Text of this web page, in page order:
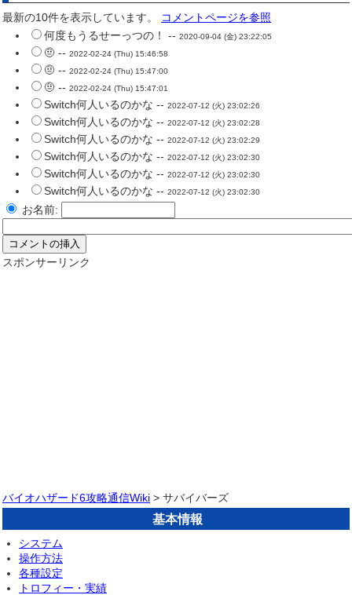
最新の10件を表示しています。
コメントページを参照
何度もうるせーっつの！ -- 2020-09-04 (金) 23:22:05
🤨 -- 2022-02-24 (Thu) 15:46:58
🤨 -- 2022-02-24 (Thu) 15:47:00
🤨 -- 2022-02-24 (Thu) 15:47:01
Switch何人いるのかな -- 2022-07-12 (火) 23:02:26
Switch何人いるのかな -- 2022-07-12 (火) 23:02:28
Switch何人いるのかな -- 2022-07-12 (火) 23:02:29
Switch何人いるのかな -- 2022-07-12 (火) 23:02:30
Switch何人いるのかな -- 2022-07-12 (火) 23:02:30
Switch何人いるのかな -- 2022-07-12 (火) 23:02:30
お名前:
スポンサーリンク
バイオハザード6攻略通信Wiki > サバイバーズ
基本情報
システム
操作方法
各種設定
トロフィー・実績